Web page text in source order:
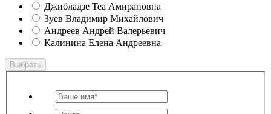
Джибладзе Теа Амирановна
Зуев Владимир Михайлович
Андреев Андрей Валерьевич
Калинина Елена Андреевна
Выбрать